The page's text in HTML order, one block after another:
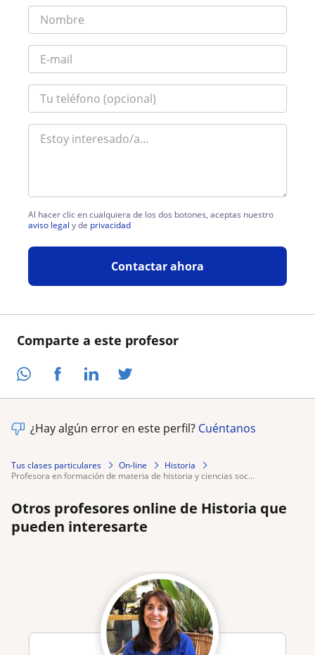
Comparte a este profesor
Al hacer clic en cualquiera de los dos botones, aceptas nuestro
aviso legal y de privacidad
Contactar ahora
¿Hay algún error en este perfil? Cuéntanos
Tus clases particulares On-line
Historia
profesora en formación de materia de historia y ciencias soc...
Otros profesores online de Historia que
pueden interesarte